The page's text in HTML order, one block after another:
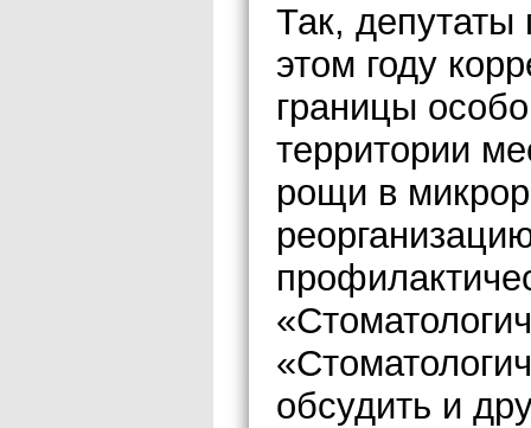
Так,
этом году
границы
территории
рощи в
обсудить и